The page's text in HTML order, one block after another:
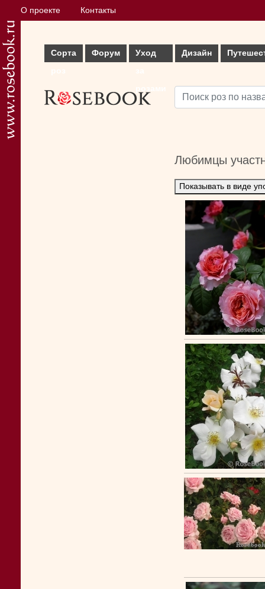
О проекте Контакты
Сорта
Форум
Уход
Дизайн
Любимцы
Показывать в виде